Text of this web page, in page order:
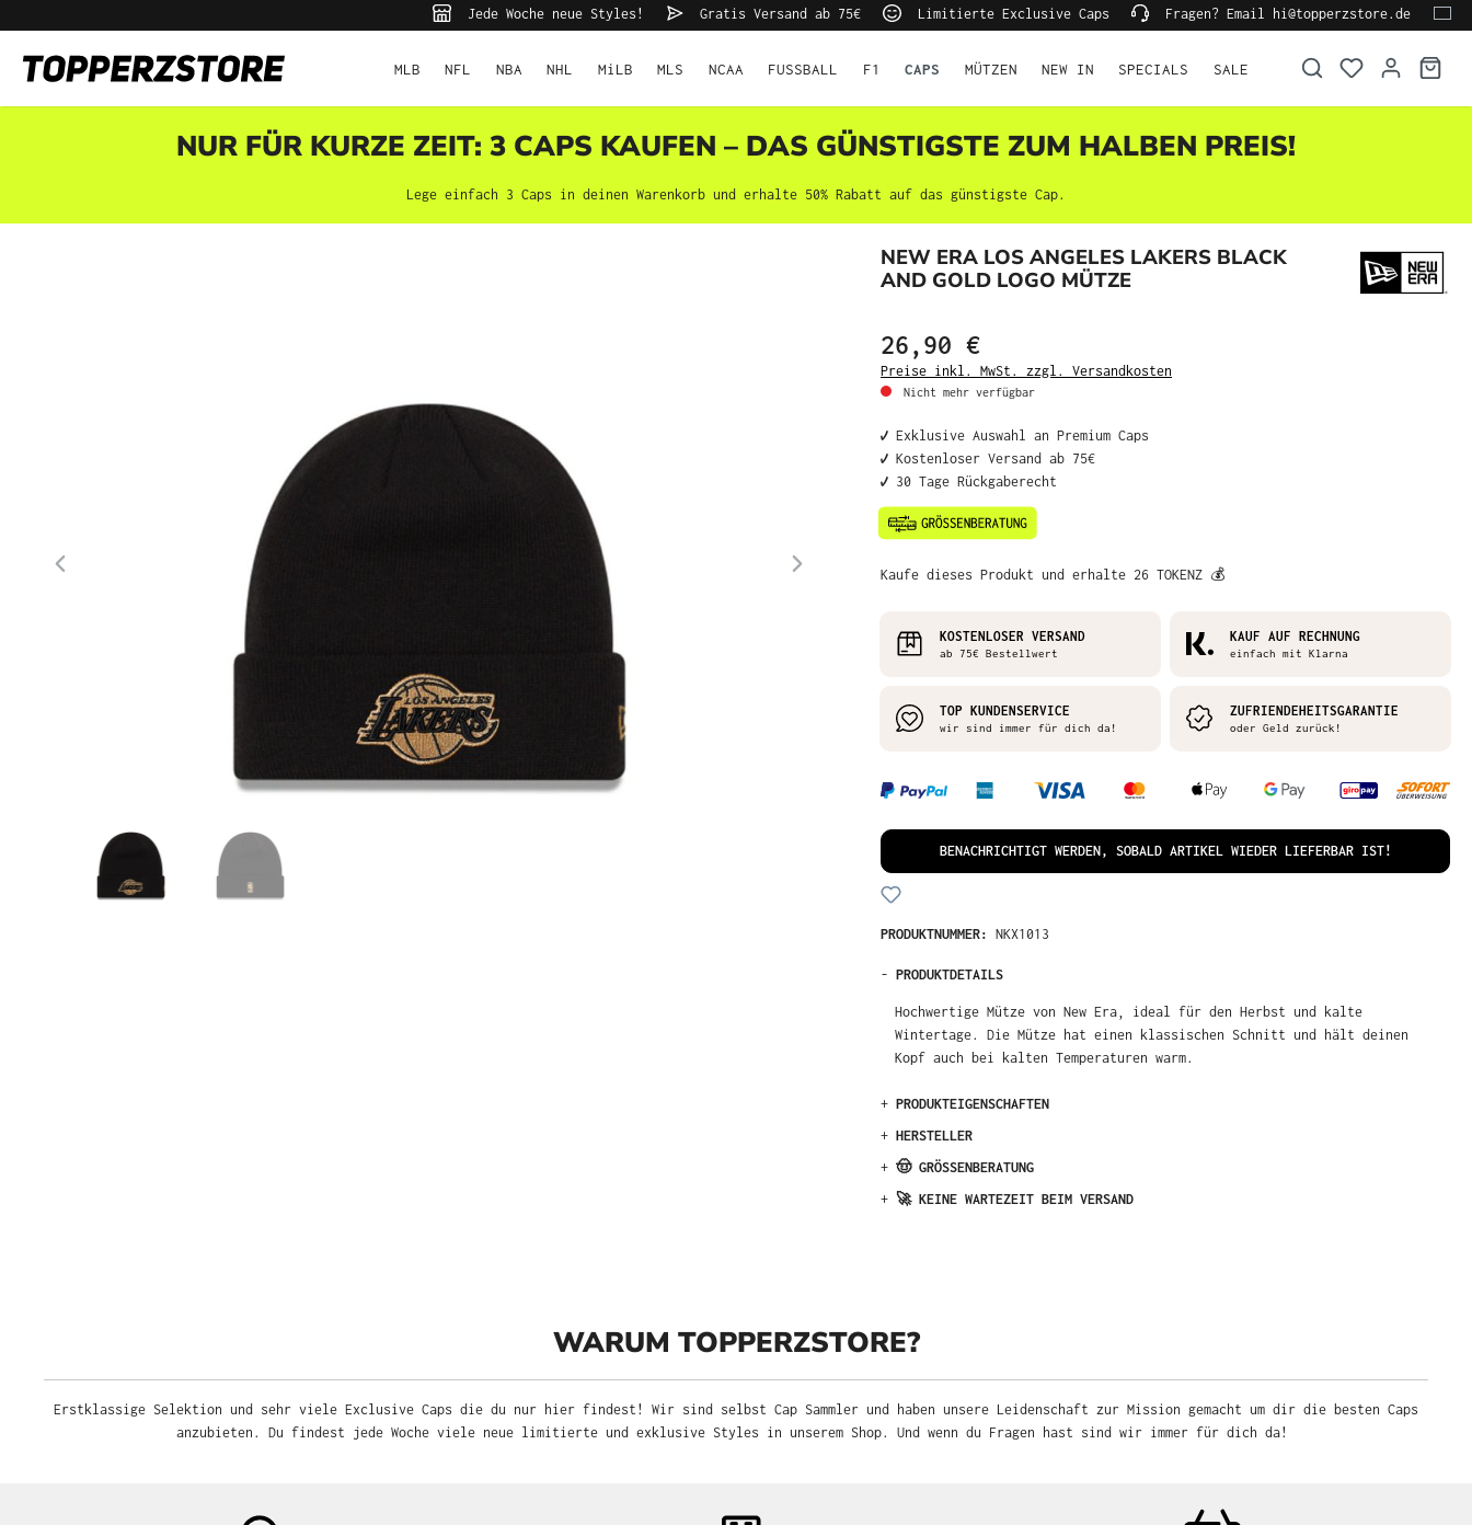
Jede Woche neue Styles! Gratis Versand ab 75€ Limitierte Exclusive Caps Fragen? Email hi@topperzstore.de
MLB NFL NBA NHL MiLB MLS NCAA FUSSBALL F1 CAPS MÜTZEN NEW IN SPECIALS SALE
NUR FÜR KURZE ZEIT: 3 CAPS KAUFEN – DAS GÜNSTIGSTE ZUM HALBEN PREIS!
Lege einfach 3 Caps in deinen Warenkorb und erhalte 50% Rabatt auf das günstigste Cap.
NEW ERA LOS ANGELES LAKERS BLACK
AND GOLD LOGO MÜTZE
26,90 €
Preise inkl. MwSt. zzgl. Versandkosten
Nicht mehr verfügbar
✔️ Exklusive Auswahl an Premium Caps
✔️ Kostenloser Versand ab 75€
✔️ 30 Tage Rückgaberecht
Kaufe dieses Produkt und erhalte 26 TOKENZ 💰
KOSTENLOSER VERSAND
ab 75€ Bestellwert
KAUF AUF RECHNUNG
einfach mit Klarna
TOP KUNDENSERVICE
wir sind immer für dich da!
ZUFRIENDEHEITSGARANTIE
oder Geld zurück!
BENACHRICHTIGT WERDEN, SOBALD ARTIKEL WIEDER LIEFERBAR IST!
PRODUKTNUMMER: NKX1013
- PRODUKTDETAILS
Hochwertige Mütze von New Era, ideal für den Herbst und kalte
Wintertage. Die Mütze hat einen klassischen Schnitt und hält deinen
Kopf auch bei kalten Temperaturen warm.
+ PRODUKTEIGENSCHAFTEN
+ HERSTELLER
+ 🤠 GRÖSSENBERATUNG
+ 🚀 KEINE WARTEZEIT BEIM VERSAND
WARUM TOPPERZSTORE?
Erstklassige Selektion und sehr viele Exclusive Caps die du nur hier findest! Wir sind selbst Cap Sammler und haben unsere Leidenschaft zur Mission gemacht um dir die besten Caps
anzubieten. Du findest jede Woche viele neue limitierte und exklusive Styles in unserem Shop. Und wenn du Fragen hast sind wir immer für dich da!